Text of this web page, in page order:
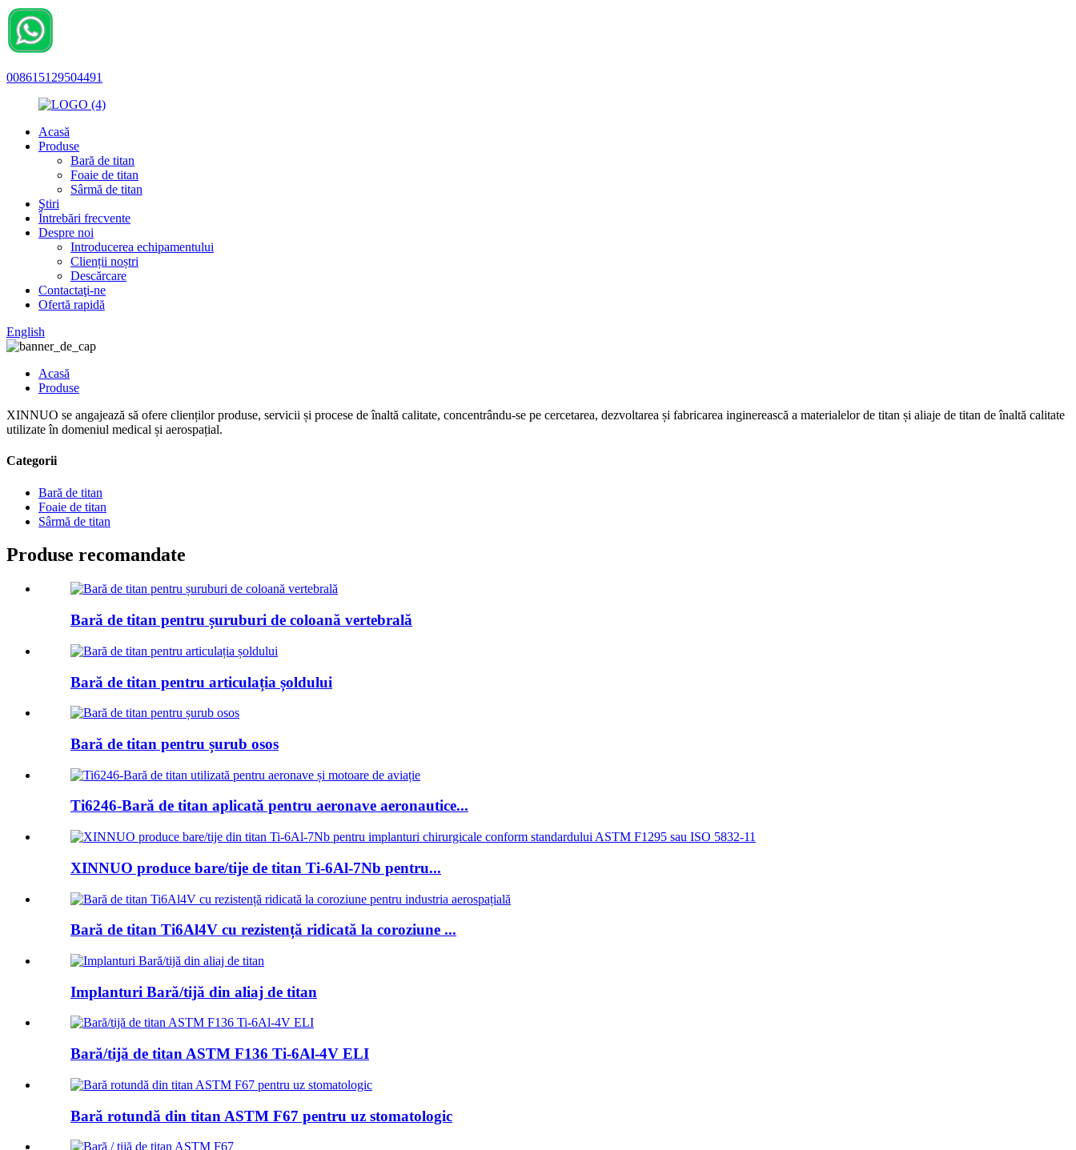
008615129504491
Acasă
Produse
Bară de titan
Foaie de titan
Sârmă de titan
Ştiri
Întrebări frecvente
Despre noi
Introducerea echipamentului
Clienții noștri
Descărcare
Contactaţi-ne
Ofertă rapidă
English
Acasă
Produse
XINNUO se angajează să ofere clienților produse, servicii și procese de înaltă calitate, concentrându-se pe cercetarea, dezvoltarea și fabricarea inginerească a materialelor de titan și aliaje de titan de înaltă calitate
utilizate în domeniul medical și aerospațial.
Categorii
Bară de titan
Foaie de titan
Sârmă de titan
Produse recomandate
Bară de titan pentru șuruburi de coloană vertebrală
Bară de titan pentru articulația șoldului
Bară de titan pentru șurub osos
Ti6246-Bară de titan aplicată pentru aeronave aeronautice...
XINNUO produce bare/tije de titan Ti-6Al-7Nb pentru...
Bară de titan Ti6Al4V cu rezistență ridicată la coroziune ...
Implanturi Bară/tijă din aliaj de titan
Bară/tijă de titan ASTM F136 Ti-6Al-4V ELI
Bară rotundă din titan ASTM F67 pentru uz stomatologic